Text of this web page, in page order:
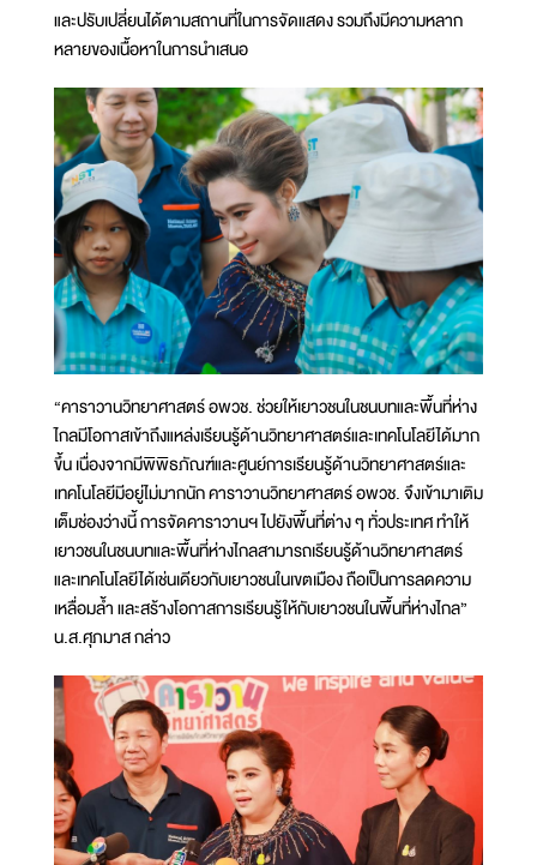
และปรับเปลี่ยนได้ตามสถานที่ในการจัดแสดง รวมถึงมีความหลาก
หลายของเนื้อหาในการนำเสนอ
“คาราวานวิทยาศาสตร์ อพวช. ช่วยให้เยาวชนในชนบทและพื้นที่ห่าง
ไกลมีโอกาสเข้าถึงแหล่งเรียนรู้ด้านวิทยาศาสตร์และเทคโนโลยีได้มาก
ขึ้น เนื่องจากมีพิพิธภัณฑ์และศูนย์การเรียนรู้ด้านวิทยาศาสตร์และ
เทคโนโลยีมีอยู่ไม่มากนัก คาราวานวิทยาศาสตร์ อพวช. จึงเข้ามาเติม
เต็มช่องว่างนี้ การจัดคาราวานฯ ไปยังพื้นที่ต่าง ๆ ทั่วประเทศ ทำให้
เยาวชนในชนบทและพื้นที่ห่างไกลสามารถเรียนรู้ด้านวิทยาศาสตร์
และเทคโนโลยีได้เช่นเดียวกับเยาวชนในเขตเมือง ถือเป็นการลดความ
เหลื่อมล้ำ และสร้างโอกาสการเรียนรู้ให้กับเยาวชนในพื้นที่ห่างไกล”
น.ส.ศุภมาส กล่าว